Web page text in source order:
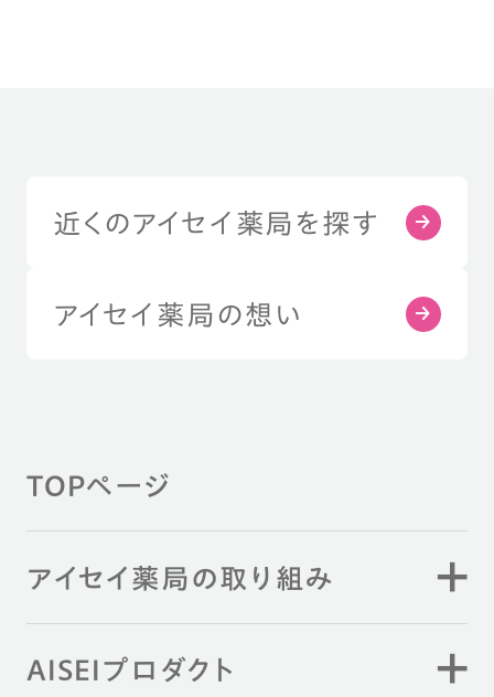
近くのアイセイ薬局を探す
アイセイ薬局の想い
TOPページ
アイセイ薬局の取り組み
AISEIプロダクト